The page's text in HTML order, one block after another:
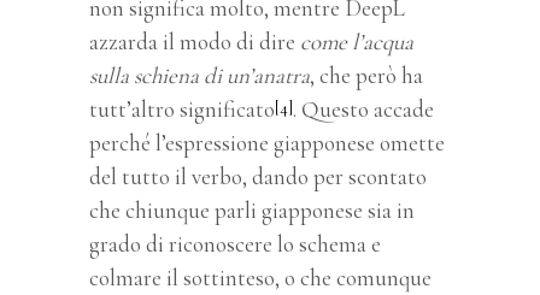
non significa molto, mentre DeepL
azzarda il modo di dire come l’acqua
sulla schiena di un’anatra, che però ha
tutt’altro significato[4]. Questo accade
perché l’espressione giapponese omette
del tutto il verbo, dando per scontato
che chiunque parli giapponese sia in
grado di riconoscere lo schema e
colmare il sottinteso, o che comunque